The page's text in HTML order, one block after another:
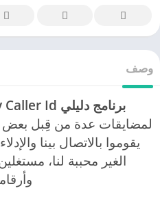
وصف
برنامج دليلي Dalily Caller Id
لمضايقات عدة من قِبل
يقوموا بالاتصال بينا
الغير محببة لنا،